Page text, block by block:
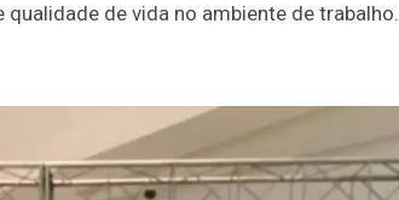
de vida no ambiente de trabalho.